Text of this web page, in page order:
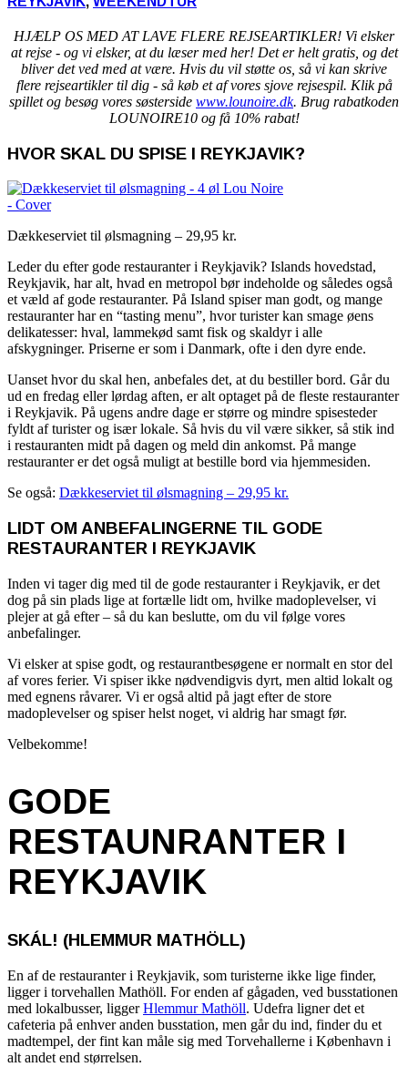
HJÆLP OS MED AT LAVE FLERE REJSEARTIKLER! Vi elsker
at rejse - og vi elsker, at du læser med her! Det er helt gratis, og det
bliver det ved med at være. Hvis du vil støtte os, så vi kan skrive
flere rejseartikler til dig - så køb et af vores sjove rejsespil. Klik på
spillet og besøg vores søsterside www.lounoire.dk. Brug rabatkoden
LOUNOIRE10 og få 10% rabat!
HVOR SKAL DU SPISE I REYKJAVIK?
Dækkeserviet til ølsmagning – 29,95 kr.
Leder du efter gode restauranter i Reykjavik? Islands hovedstad,
Reykjavik, har alt, hvad en metropol bør indeholde og således også
et væld af gode restauranter. På Island spiser man godt, og mange
restauranter har en “tasting menu”, hvor turister kan smage øens
delikatesser: hval, lammekød samt fisk og skaldyr i alle
afskygninger. Priserne er som i Danmark, ofte i den dyre ende.
Uanset hvor du skal hen, anbefales det, at du bestiller bord. Går du
ud en fredag eller lørdag aften, er alt optaget på de fleste restauranter
i Reykjavik. På ugens andre dage er større og mindre spisesteder
fyldt af turister og især lokale. Så hvis du vil være sikker, så stik ind
i restauranten midt på dagen og meld din ankomst. På mange
restauranter er det også muligt at bestille bord via hjemmesiden.
Se også: Dækkeserviet til ølsmagning – 29,95 kr.
LIDT OM ANBEFALINGERNE TIL GODE
RESTAURANTER I REYKJAVIK
Inden vi tager dig med til de gode restauranter i Reykjavik, er det
dog på sin plads lige at fortælle lidt om, hvilke madoplevelser, vi
plejer at gå efter – så du kan beslutte, om du vil følge vores
anbefalinger.
Vi elsker at spise godt, og restaurantbesøgene er normalt en stor del
af vores ferier. Vi spiser ikke nødvendigvis dyrt, men altid lokalt og
med egnens råvarer. Vi er også altid på jagt efter de store
madoplevelser og spiser helst noget, vi aldrig har smagt før.
Velbekomme!
GODE
RESTAUNRANTER I
REYKJAVIK
SKÁL! (HLEMMUR MATHÖLL)
En af de restauranter i Reykjavik, som turisterne ikke lige finder,
ligger i torvehallen Mathöll. For enden af gågaden, ved busstationen
med lokalbusser, liggerHlemmur Mathöll. Udefra ligner det et
cafeteria på enhver anden busstation, men går du ind, finder du et
madtempel, der fint kan måle sig med Torvehallerne i København i
alt andet end størrelsen.